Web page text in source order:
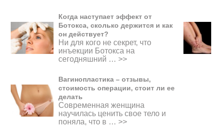
Когда наступает эффект от
Ботокса, сколько держится и как
он действует?
Ни для кого не секрет, что
инъекции Ботокса на
сегодняшний … >>
Вагинопластика – отзывы,
стоимость операции, стоит ли ее
делать
Современная женщина
научилась ценить свое тело и
поняла, что в … >>